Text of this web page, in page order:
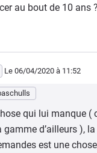
au bout de 10 ans ?
Le 06/04/2020 à 11:52
qui lui manque (
gamme d’ailleurs ),
est une